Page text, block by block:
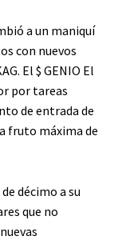
a un maniquí
con nuevos
El$ GENIO El
por tareas
de entrada de
fruto máxima de
décimo a su
que no